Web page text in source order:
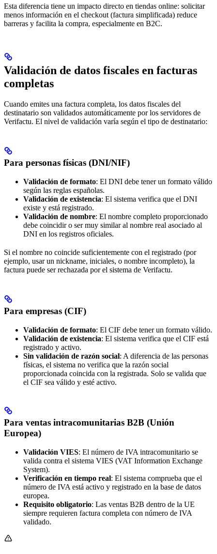
Esta diferencia tiene un impacto directo en tiendas online: solicitar
menos información en el checkout (factura simplificada) reduce
barreras y facilita la compra, especialmente en B2C.
Validación de datos fiscales en facturas
completas
Cuando emites una factura completa, los datos fiscales del
destinatario son validados automáticamente por los servidores de
Verifactu. El nivel de validación varía según el tipo de destinatario:
Para personas físicas (DNI/NIF)
Validación de formato: El DNI debe tener un formato válido
según las reglas españolas.
Validación de existencia: El sistema verifica que el DNI
existe y está registrado.
Validación de nombre: El nombre completo proporcionado
debe coincidir o ser muy similar al nombre real asociado al
DNI en los registros oficiales.
Si el nombre no coincide suficientemente con el registrado (por
ejemplo, usar un nickname, iniciales, o nombre incompleto), la
factura puede ser rechazada por el sistema de Verifactu.
Para empresas (CIF)
Validación de formato: El CIF debe tener un formato válido.
Validación de existencia: El sistema verifica que el CIF está
registrado y activo.
Sin validación de razón social: A diferencia de las personas
físicas, el sistema no verifica que la razón social
proporcionada coincida con la registrada. Solo se valida que
el CIF sea válido y esté activo.
Para ventas intracomunitarias B2B (Unión
Europea)
Validación VIES: El número de IVA intracomunitario se
valida contra el sistema VIES (VAT Information Exchange
System).
Verificación en tiempo real: El sistema comprueba que el
número de IVA está activo y registrado en la base de datos
europea.
Requisito obligatorio: Las ventas B2B dentro de la UE
siempre requieren factura completa con número de IVA
validado.